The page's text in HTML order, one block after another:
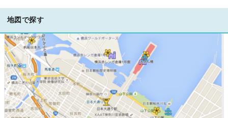
地図で探す